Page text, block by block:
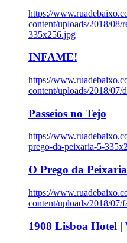
https://
content/uploads/2018/08/
335x256.jpg
INFAME!
https://
content/uploads/2018/07/
Passeios no Tejo
https://
prego-da-peixaria-5-
O Prego da
https://
content/uploads/2018/07/
1908 Lisboa Hotel